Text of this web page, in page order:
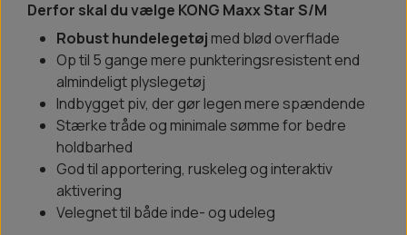
Derfor skal du vælge KONG Maxx Star S/M
Robust hundelegetøj med blød overflade
Op til 5 gange mere punkteringsresistent end
almindeligt plyslegetøj
Indbygget piv, der gør legen mere spændende
Stærke tråde og minimale sømme for bedre
holdbarhed
God til apportering, ruskeleg og interaktiv
aktivering
Velegnet til både inde- og udeleg